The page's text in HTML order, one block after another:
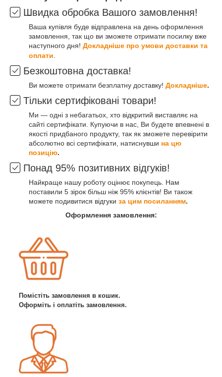
Швидка обробка Вашого замовлення!
Ваша купівля буде відправлена на день оформлення
замовлення, так що ви зможете отримати посилку вже
наступного дня! Докладніше про умови доставки та
оплати
Безкоштовна доставка!
Ви можете отримати безплатну доставку! Докладніше.
Тільки сертифіковані товари!
Ми — одні з небагатьох, хто відкритий виставляє на
сайті сертифікати. Купуючи в нас, Ви будете впевнені в
якості придбаного продукту, так як зможете перевірити
абсолютно всі сертифікати, натиснувши на цю
позицію.
Понад 95% позитивних відгуків!
Найкраще нашу роботу оцінює покупець. Нам
поставили 5 зірок більш ніж 95% клієнтів! Ви також
можете подивитися відгуки за цим посиланням.
Оформлення замовлення:
Помістіть замовлення в кошик.
Оформіть і оплатіть замовлення.